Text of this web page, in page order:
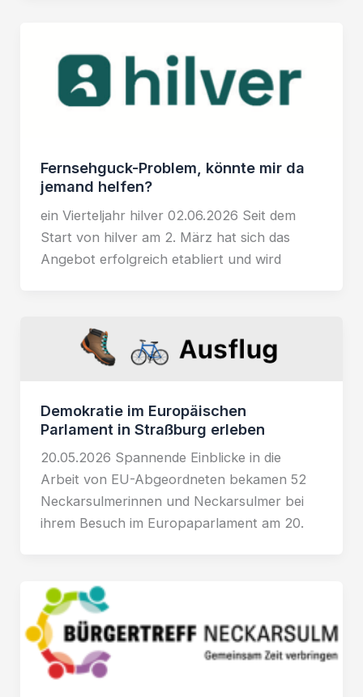
Fernsehguck-Problem, könnte mir da
jemand helfen?
ein Vierteljahr hilver 02.06.2026 Seit dem
Start von hilver am 2. März hat sich das
Angebot erfolgreich etabliert und wird
Demokratie im Europäischen
Parlament in Straßburg erleben
20.05.2026 Spannende Einblicke in die
Arbeit von EU-Abgeordneten bekamen 52
Neckarsulmerinnen und Neckarsulmer bei
ihrem Besuch im Europaparlament am 20.